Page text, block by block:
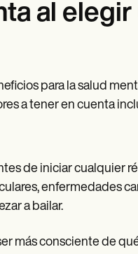
al
para la salud
a tener en cuenta
de iniciar cualquier
enfermedades
a bailar.
más consciente de